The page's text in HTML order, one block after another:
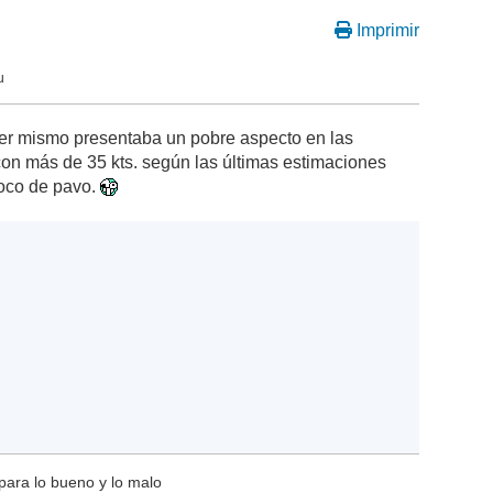
Imprimir
mismo presentaba un pobre aspecto en las
más de 35 kts. según las últimas estimaciones
de pavo.
lo bueno y lo malo